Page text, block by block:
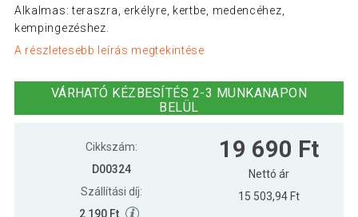
Alkalmas: teraszra, erkélyre, kertbe, medencéhez,
kempingezéshez.
A részletesebb leírás megtekintése
VÁRHATÓ KÉZBESÍTÉS 2-3 MUNKANAPON
BELÜL
Cikkszám:
D00324
Szállítási díj:
2 190 Ft
19 690 Ft
Nettó ár
15 503,94 Ft